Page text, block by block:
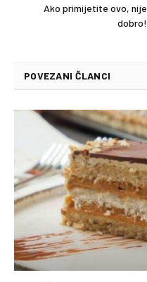
Ako primijetite ovo, nije
dobro!
POVEZANI ČLANCI